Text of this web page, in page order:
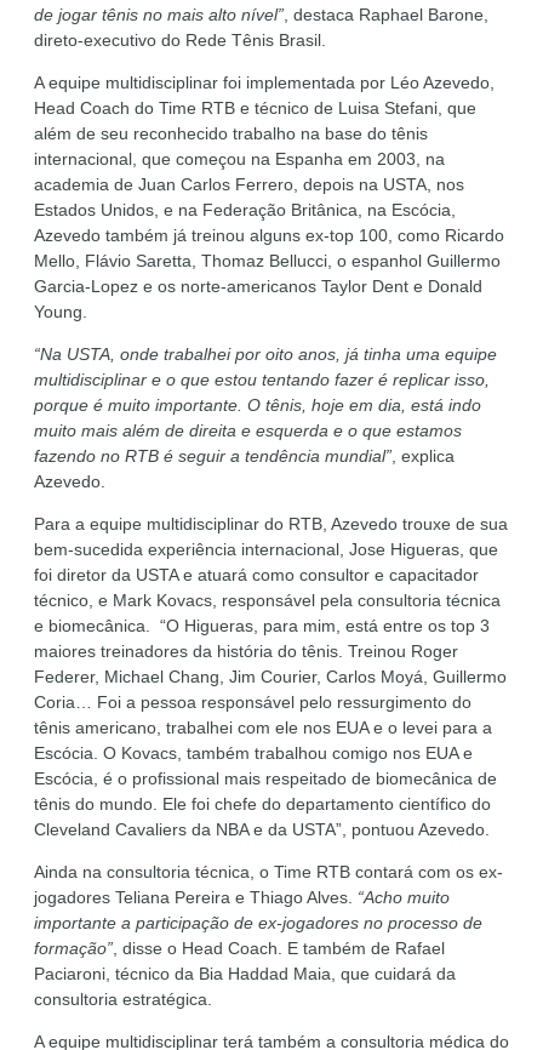
de jogar tênis no mais alto nível” , destaca Raphael Barone,
direto-executivo do Rede Tênis Brasil.
A equipe multidisciplinar foi implementada por Léo Azevedo,
Head Coach do Time RTB e técnico de Luisa Stefani, que
além de seu reconhecido trabalho na base do tênis
internacional, que começou na Espanha em 2003, na
academia de Juan Carlos Ferrero, depois na USTA, nos
Estados Unidos, e na Federação Britânica, na Escócia,
Azevedo também já treinou alguns ex-top 100, como Ricardo
Mello, Flávio Saretta, Thomaz Bellucci, o espanhol Guillermo
Garcia-Lopez e os norte-americanos Taylor Dent e Donald
Young.
“Na USTA, onde trabalhei por oito anos, já tinha uma equipe
multidisciplinar e o que estou tentando fazer é replicar isso,
porque é muito importante. O tênis, hoje em dia, está indo
muito mais além de direita e esquerda e o que estamos
fazendo no RTB é seguir a tendência mundial” , explica
Azevedo.
Para a equipe multidisciplinar do RTB, Azevedo trouxe de sua
bem-sucedida experiência internacional, Jose Higueras, que
foi diretor da USTA e atuará como consultor e capacitador
técnico, e Mark Kovacs, responsável pela consultoria técnica
e biomecânica. “O Higueras, para mim, está entre os top 3
maiores treinadores da história do tênis. Treinou Roger
Federer, Michael Chang, Jim Courier, Carlos Moyá, Guillermo
Coria… Foi a pessoa responsável pelo ressurgimento do
tênis americano, trabalhei com ele nos EUA e o levei para a
Escócia. O Kovacs, também trabalhou comigo nos EUA e
Escócia, é o profissional mais respeitado de biomecânica de
tênis do mundo. Ele foi chefe do departamento científico do
Cleveland Cavaliers da NBA e da USTA”, pontuou Azevedo.
Ainda na consultoria técnica, o Time RTB contará com os ex-
jogadores Teliana Pereira e Thiago Alves. “Acho muito
importante a participação de ex-jogadores no processo de
formação” , disse o Head Coach. E também de Rafael
Paciaroni, técnico da Bia Haddad Maia, que cuidará da
consultoria estratégica.
A equipe multidisciplinar terá também a consultoria médica do